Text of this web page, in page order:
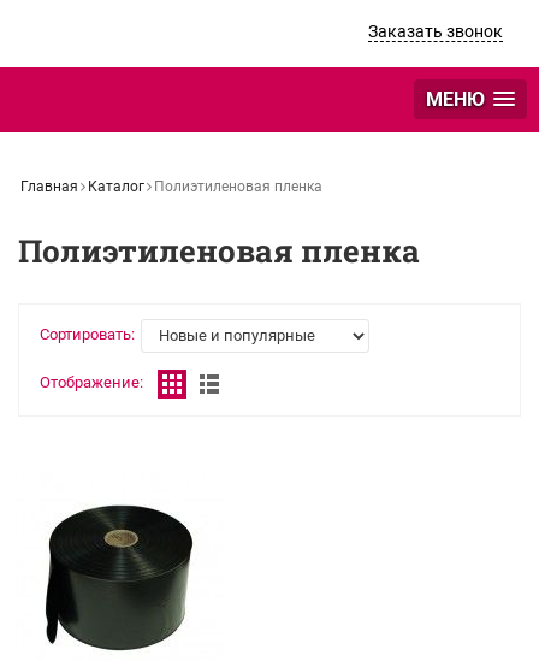
Заказать звонок
МЕНЮ
Главная Каталог Полиэтиленовая пленка
Полиэтиленовая пленка
Сортировать:
Отображение: